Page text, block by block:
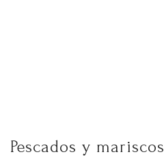
Pescados y mariscos